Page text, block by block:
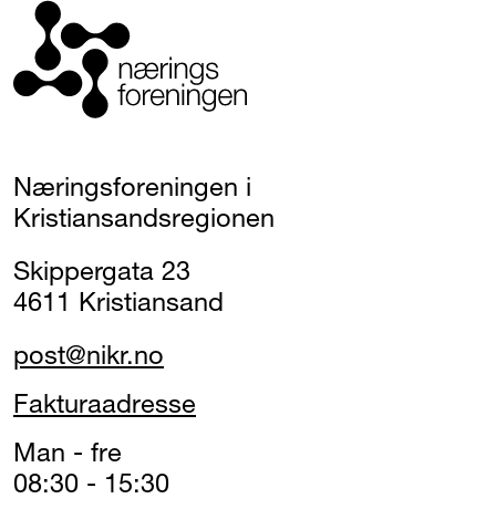
Næringsforeningen i
Kristiansandsregionen
Skippergata 23
4611 Kristiansand
post@nikr.no
Fakturaadresse
Man - fre
08:30 - 15:30